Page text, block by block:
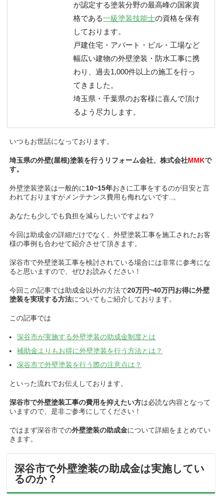
が認定する塗装分野の最高峰の国家資
格である一級塗装技能士の資格を保有
しております。
戸建住宅・アパート・ビル・工場など
幅広い建物の外壁塗装・防水工事に携
わり、過去1,000件以上の施工を行っ
てきました。
埼玉県・千葉県のお客様に喜んで頂け
るよう尽力します。
いつもお世話になっております。
埼玉県の外壁(屋根)塗装を行うリフォーム会社、株式会社MMKで
す。
外壁塗装塗装は一般的に10~15年おきに工事をするのが目安と言
われておりますがメンテナンス費用も侮れないです..。
あなたも少しでも負担を減らしたいですよね？
今回は助成金の詳細だけでなく、外壁塗装工事を施工されたお客
様の事例も合わせて紹介させて頂きます。
深谷市で外壁塗装工事を検討されている場合には非常に参考にな
ると思いますので、ぜひお読みください！
今回この記事では助成金以外の方法で20万円~40万円お得に外壁
塗装を実現する方法についてもご紹介しております。
この記事では
深谷市が実施する外壁塗装の助成金制度とは
補助金よりもお得に外壁塗装を行う方法とは？
深谷市で外壁塗装を行う際の注意点は？
といった流れでお伝えしております。
深谷市で外壁塗装工事の費用を抑えたい方は必読な内容となって
いますので、是非ご参考にしてください！
ではまず深谷市での外壁塗装の助成金について詳細をまとめてい
きます。
深谷市で外壁塗装の助成金は実施してい
るのか？